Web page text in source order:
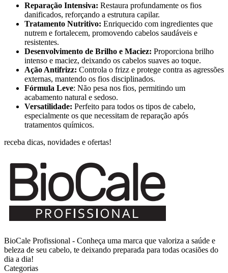
Reparação Intensiva: Restaura profundamente os fios
danificados, reforçando a estrutura capilar.
Tratamento Nutritivo: Enriquecido com ingredientes que
nutrem e fortalecem, promovendo cabelos saudáveis e
resistentes.
Desenvolvimento de Brilho e Maciez: Proporciona brilho
intenso e maciez, deixando os cabelos suaves ao toque.
Ação Antifrizz: Controla o frizz e protege contra as agressões
externas, mantendo os fios disciplinados.
Fórmula Leve: Não pesa nos fios, permitindo um
acabamento natural e sedoso.
Versatilidade: Perfeito para todos os tipos de cabelo,
especialmente os que necessitam de reparação após
tratamentos químicos.
receba dicas, novidades e ofertas!
BioCale Profissional - Conheça uma marca que valoriza a saúde e
beleza de seu cabelo, te deixando preparada para todas ocasiões do
dia a dia!
Categorias